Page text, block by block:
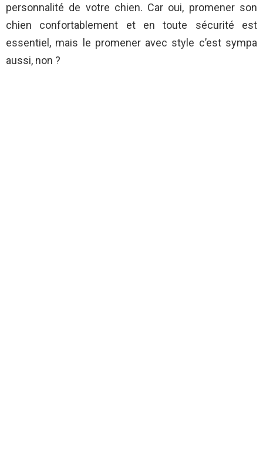
personnalité de votre chien. Car oui, promener son
chien confortablement et en toute sécurité est
essentiel, mais le promener avec style c’est sympa
aussi, non ?